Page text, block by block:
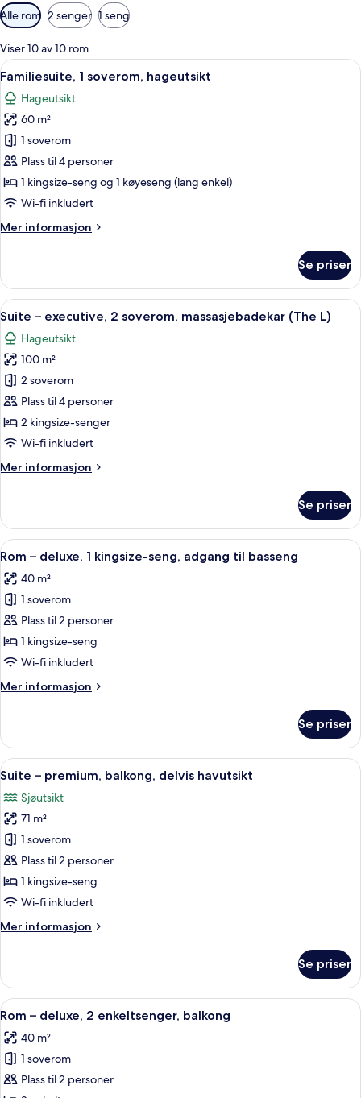
Tilgjengelige
filtre
for
rom
Alle rom 2 senger 1 seng
Viser 10 av 10 rom
Åpne
alle
bildene
av
Familiesuite,
1
soverom,
hageutsikt
Familiesuite, 1 soverom, hageutsikt
9
Familiesuite, 1 soverom, hageutsikt
Hageutsikt
60 m²
1 soverom
Plass til 4 personer
1 kingsize-seng og 1 køyeseng (lang enkel)
Wi-fi inkludert
Mer informasjon
Mer
1
soverom,
hageutsikt
Se priser
Åpne
alle
bildene
av
Suite
–
executive,
2
massasjebadekar
Suite – executive, 2 soverom,
7
Suite – executive, 2 soverom, massasjebadekar (The L)
Hageutsikt
100 m²
2 soverom
Plass til 4 personer
2 kingsize-senger
Wi-fi inkludert
Mer informasjon
Mer
–
executive,
2
massasjebadekar
(The
Se priser
Åpne
alle
bildene
av
Rom
–
deluxe,
kingsize-
til
basseng
Rom – deluxe, 1 kingsize-seng,
8
Rom – deluxe, 1 kingsize-seng, adgang til basseng
40 m²
1 soverom
Plass til 2 personer
1 kingsize-seng
Wi-fi inkludert
Mer informasjon
Mer
–
deluxe,
1
kingsize-
seng,
adgang
til
basseng
Se priser
Åpne
alle
bildene
av
Suite
–
premium,
balkong,
havutsikt
Suite – premium, balkong, delvis
10
Suite – premium, balkong, delvis havutsikt
Sjøutsikt
71 m²
1 soverom
Plass til 2 personer
1 kingsize-seng
Wi-fi inkludert
Mer informasjon
Mer
–
premium,
balkong,
havutsikt
Se priser
Åpne
alle
bildene
av
Rom
Rom – deluxe, 2 enkeltsenger,
7
Rom – deluxe, 2 enkeltsenger, balkong
40 m²
1 soverom
Plass til 2 personer